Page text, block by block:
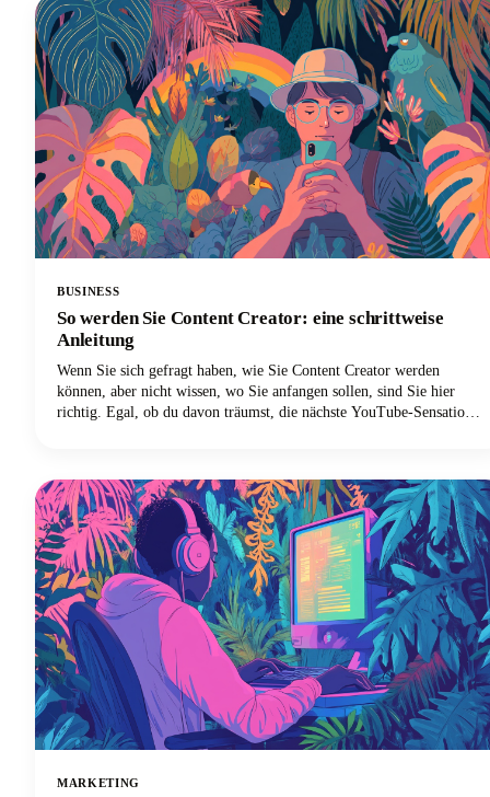
Inhaltserstellung zu revolutionieren.
BUSINESS
So werden Sie Content Creator: eine schrittweise
Anleitung
Wenn Sie sich gefragt haben, wie Sie Content Creator werden
können, aber nicht wissen, wo Sie anfangen sollen, sind Sie hier
richtig. Egal, ob du davon träumst, die nächste YouTube-Sensation
diese Träume von der Erstellung von Inhalten in die Realität
umzusetzen.
MARKETING